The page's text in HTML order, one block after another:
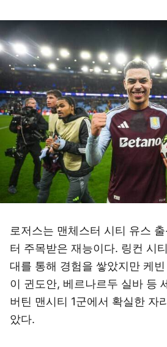
로저스는 맨체스터 시티 유스
터 주목받은 재능이다. 링컨 시
대를 통해 경험을 쌓았지만 케
이 귄도안, 베르나르두 실바 등
버틴 맨시티 1군에서 확실한 자
았다.